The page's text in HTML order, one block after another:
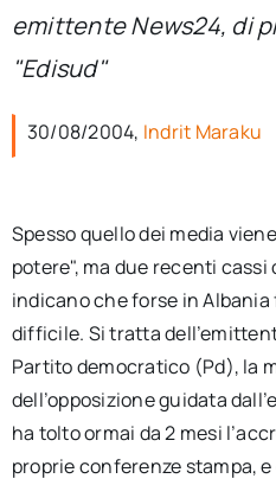
per:
emittente News24, di
"Edisud"
30/08/2004, Indrit Maraku
Spesso quello dei media
potere", ma due recenti
indicano che forse in
difficile. Si tratta
Partito democratico (Pd), la
dell’opposizione guidata
ha tolto ormai da 2 mesi
proprie conferenze stampa,